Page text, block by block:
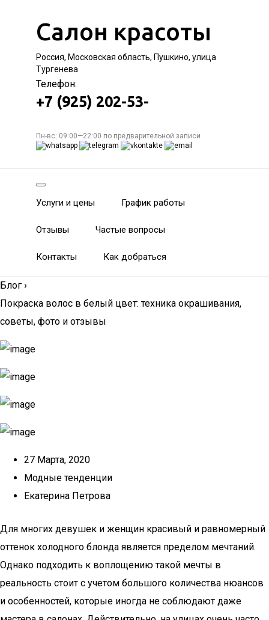
Салон красоты
Россия, Московская область, Пушкино, улица
Тургенева
Телефон:
+7 (925) 202-53-
Пн-вс: 09:00—22:00 по предварительной записи
Услуги и цены График работы
Отзывы Частые вопросы
Контакты Как добраться
Блог ›
Покраска волос в белый цвет: техника окрашивания,
советы, фото и отзывы
27 Марта, 2020
Модные тенденции
Екатерина Петрова
Для многих девушек и женщин красивый и равномерный
оттенок холодного блонда является пределом мечтаний.
Однако подходить к воплощению такой мечты в
реальность стоит с учетом большого количества нюансов
и особенностей, которые иногда не соблюдают даже